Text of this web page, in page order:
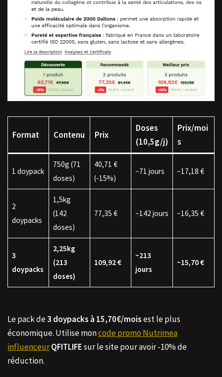
Format Contenu Prix
Doses
(10,5g/j)
Prix/moi
s
1 doypack
750g (71
doses)
40,71 €
(-15%)
~71 jours ~17,18 €
2
doypacks
1,5kg
(142
doses)
77,35 € ~142 jours ~16,35 €
3
doypacks
2,25kg
(213
doses)
109,92 €
~213
jours
~15,70 €
Le pack de3 doypacks à 15,70€/moisest le plus
économique. Utilise moncode promo Nutrimea
influenceurQFITLIFEsur le site pour avoir -10% de
réduction.